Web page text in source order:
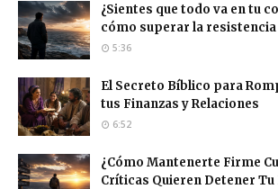
¿Sientes que todo va en tu
cómo superar la resistencia
5:36
El Secreto Bíblico para
tus Finanzas y Relaciones
6:52
¿Cómo Mantenerte Firme
Críticas Quieren Detener